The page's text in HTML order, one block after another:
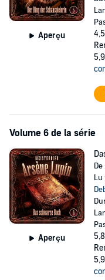
Aperçu
Volume 6 de la série
Aperçu
De
Lu